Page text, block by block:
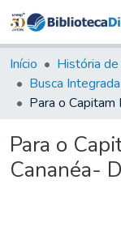
Início História
Busca Integrada
Para o
Cananéa-